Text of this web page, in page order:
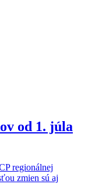
od 1. júla
regionálnej
zmien sú aj